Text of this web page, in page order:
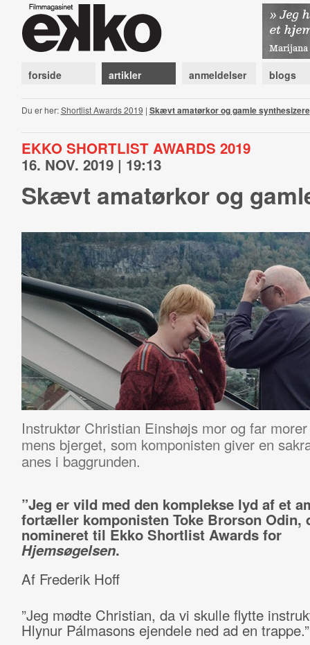
forside artikler anmeldelser blogs
Du er her:Shortlist Awards 2019 | Skævt amatørkor og gamle synthesizere
EKKO SHORTLIST AWARDS 2019
16. NOV. 2019 | 19:13
Skævt amatørkor og
Instruktør Christian Einshøjs mor og far
mens bjerget, som komponisten giver en
anes i baggrunden.
”Jeg er vild med den komplekse lyd af et
fortæller komponisten Toke Brorson Odin,
nomineret til Ekko Shortlist Awards for
Hjemsøgelsen.
Af Frederik Hoff
”Jeg mødte Christian, da vi skulle flytte
Hlynur Pálmasons ejendele ned ad en